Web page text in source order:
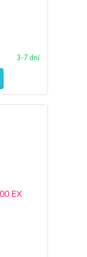
3-7 dní